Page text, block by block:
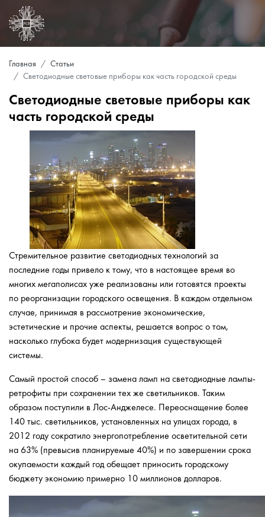
Главная
Статьи
Светодиодные световые приборы как часть городской среды
Светодиодные световые приборы как
часть городской среды
Стремительное развитие светодиодных технологий за
последние годы привело к тому, что в настоящее время во
многих мегаполисах уже реализованы или готовятся проекты
по реорганизации городского освещения. В каждом отдельном
случае, принимая в рассмотрение экономические,
эстетические и прочие аспекты, решается вопрос о том,
насколько глубока будет модернизация существующей
системы.
Самый простой способ – замена ламп на светодиодные лампы-
ретрофиты при сохранении тех же светильников. Таким
образом поступили в Лос-Анджелесе. Переоснащение более
140 тыс. светильников, установленных на улицах города, в
2012 году сократило энергопотребление осветительной сети
на 63% (превысив планируемые 40%) и по завершении срока
окупаемости каждый год обещает приносить городскому
бюджету экономию примерно 10 миллионов долларов.